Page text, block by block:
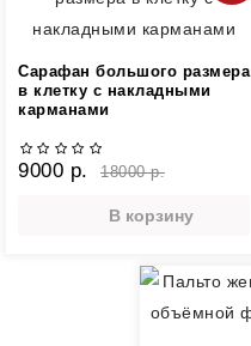
Сарафан большого размера
в клетку с накладными
карманами
9000 р. 18000 р.
В корзину